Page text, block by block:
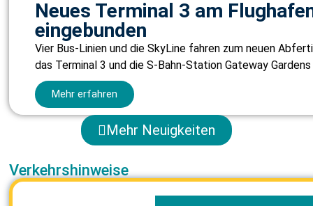
Neues Terminal 3 am
eingebunden
Vier Bus-Linien und die SkyLine fahren zum neuen
das Terminal 3 und die S-Bahn-Station Gateway
Mehr erfahren
Mehr Neuigkeiten
Verkehrshinweise